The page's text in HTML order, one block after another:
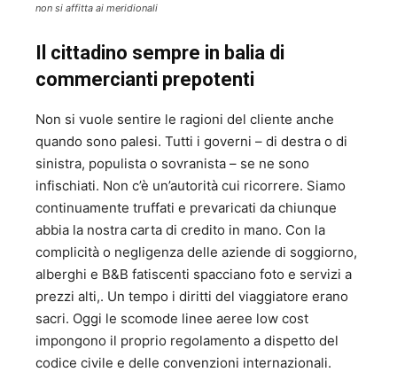
non si affitta ai meridionali
Il cittadino sempre in balia di
commercianti prepotenti
Non si vuole sentire le ragioni del cliente anche
quando sono palesi. Tutti i governi – di destra o di
sinistra, populista o sovranista – se ne sono
infischiati. Non c’è un’autorità cui ricorrere. Siamo
continuamente truffati e prevaricati da chiunque
abbia la nostra carta di credito in mano. Con la
complicità o negligenza delle aziende di soggiorno,
alberghi e B&B fatiscenti spacciano foto e servizi a
prezzi alti,. Un tempo i diritti del viaggiatore erano
sacri. Oggi le scomode linee aeree low cost
impongono il proprio regolamento a dispetto del
codice civile e delle convenzioni internazionali.